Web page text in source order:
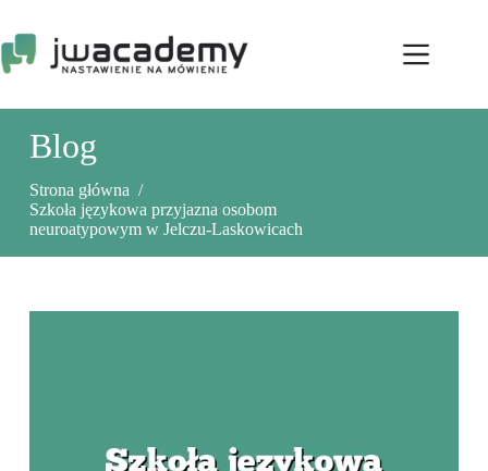
treści
Blog
Strona główna /
Szkoła językowa przyjazna osobom
neuroatypowym w Jelczu-Laskowicach